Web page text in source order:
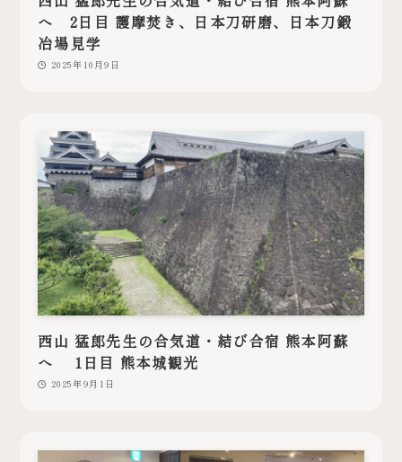
へ 2日目 護摩焚き、日本刀研磨、日本刀鍛
冶場見学
2025年10月9日
西山 猛郎先生の合気道・結び合宿 熊本阿蘇
へ 1日目 熊本城観光
2025年9月1日